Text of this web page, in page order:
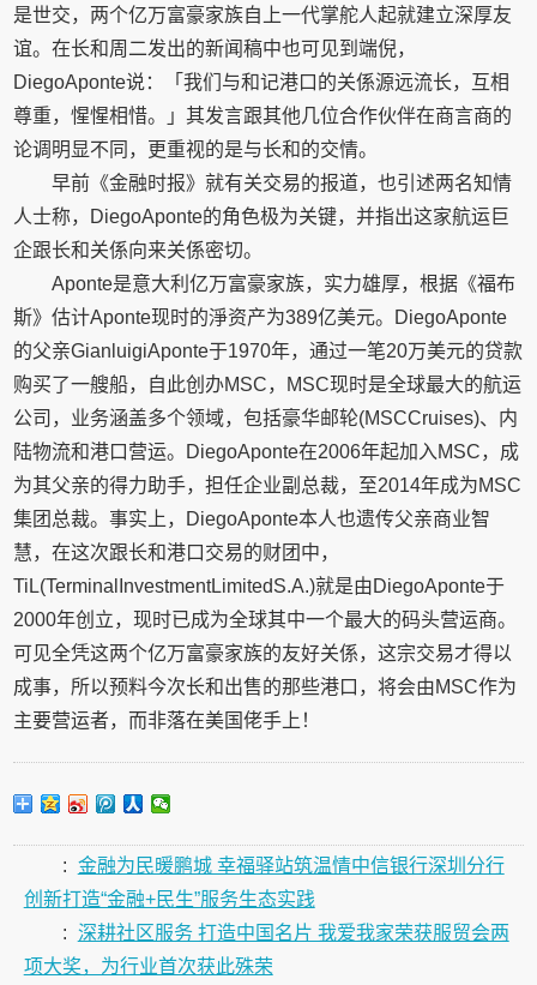
是世交，两个亿万富豪家族自上一代掌舵人起就建立深厚友
谊。在长和周二发出的新闻稿中也可见到端倪，
DiegoAponte说：「我们与和记港口的关係源远流长，互相
尊重，惺惺相惜。」其发言跟其他几位合作伙伴在商言商的
论调明显不同，更重视的是与长和的交情。
早前《金融时报》就有关交易的报道，也引述两名知情
人士称，DiegoAponte的角色极为关键，并指出这家航运巨
企跟长和关係向来关係密切。
Aponte是意大利亿万富豪家族，实力雄厚，根据《福布
斯》估计Aponte现时的淨资产为389亿美元。DiegoAponte
的父亲GianluigiAponte于1970年，通过一笔20万美元的贷款
购买了一艘船，自此创办MSC，MSC现时是全球最大的航运
公司，业务涵盖多个领域，包括豪华邮轮(MSCCruises)、内
陆物流和港口营运。DiegoAponte在2006年起加入MSC，成
为其父亲的得力助手，担任企业副总裁，至2014年成为MSC
集团总裁。事实上，DiegoAponte本人也遗传父亲商业智
慧，在这次跟长和港口交易的财团中，
TiL(TerminalInvestmentLimitedS.A.)就是由DiegoAponte于
2000年创立，现时已成为全球其中一个最大的码头营运商。
可见全凭这两个亿万富豪家族的友好关係，这宗交易才得以
成事，所以预料今次长和出售的那些港口，将会由MSC作为
主要营运者，而非落在美国佬手上！
: 金融为民暖鹏城 幸福驿站筑温情中信银行深圳分行
创新打造“金融+民生”服务生态实践
: 深耕社区服务 打造中国名片 我爱我家荣获服贸会两
项大奖，为行业首次获此殊荣